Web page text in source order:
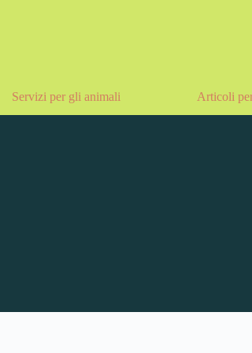
Servizi per gli animali Articoli